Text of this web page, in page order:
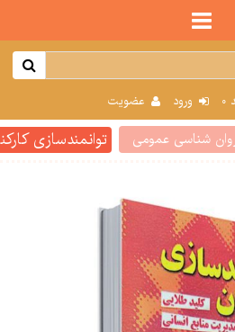
0 ورود عضویت
شناسی عمومی توانمندسازی